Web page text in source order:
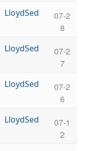
LloydSed
07-2
8
LloydSed
07-2
7
LloydSed
07-2
6
LloydSed
07-1
2